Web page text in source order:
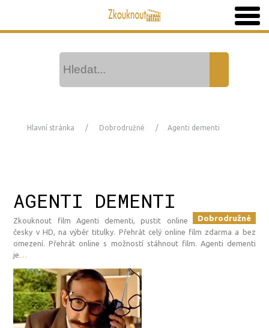
Hlavní stránka Dobrodružné Agenti dementi
AGENTI DEMENTI
Dobrodružné
Zkouknout film Agenti dementi, pustit online
česky v HD, na výběr titulky. Přehrát celý online film zdarma a bez
omezení. Přehrát online s možností stáhnout film. Agenti dementi
je